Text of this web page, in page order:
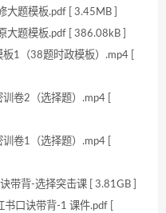
模板.pdf [ 3.45MB ]
模板.pdf [ 386.08kB ]
38题时政模板）.mp4 [
2（选择题）.mp4 [
1（选择题）.mp4 [
背-选择突击课 [ 3.81GB ]
诀带背-1 课件.pdf [